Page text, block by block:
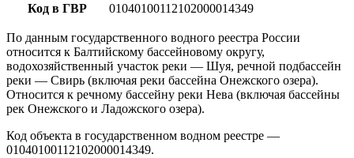
Код в ГВР
01040100112102000014349
По данным государственного водного реестра России
относится к Балтийскому бассейновому округу,
водохозяйственный участок реки — Шуя, речной подбассейн
реки — Свирь (включая реки бассейна Онежского озера).
Относится к речному бассейну реки Нева (включая бассейны
рек Онежского и Ладожского озера).
Код объекта в государственном водном реестре —
01040100112102000014349.